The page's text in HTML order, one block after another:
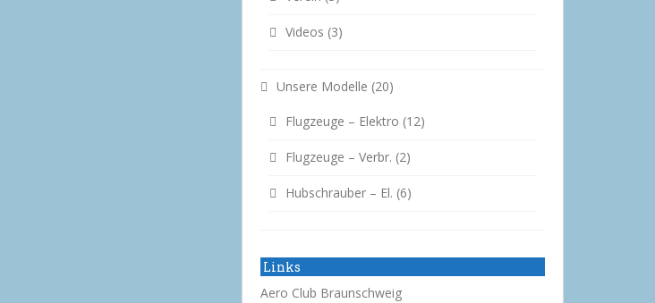
Videos (3)
Unsere Modelle (20)
Flugzeuge – Elektro (12)
Flugzeuge – Verbr. (2)
Hubschrauber – El. (6)
Links
Aero Club Braunschweig